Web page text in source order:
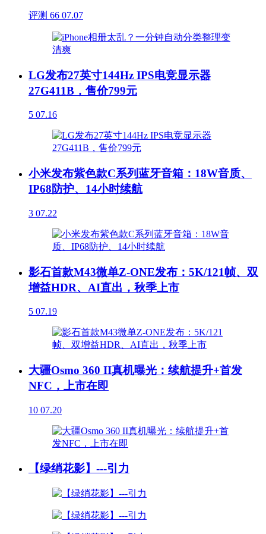
评测 66 07.07
LG发布27英寸144Hz IPS电竞显示器
27G411B，售价799元
5 07.16
小米发布紫色款C系列蓝牙音箱：18W音质、
IP68防护、14小时续航
3 07.22
影石首款M43微单Z-ONE发布：5K/121帧、双
增益HDR、AI直出，秋季上市
5 07.19
大疆Osmo 360 II真机曝光：续航提升+首发
NFC，上市在即
10 07.20
【绿绡花影】---引力